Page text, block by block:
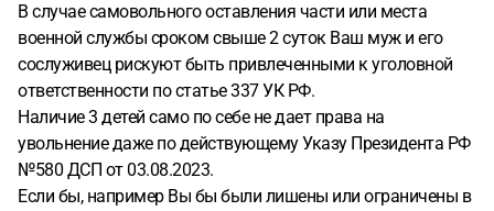
В случае самовольного оставления части или места
военной службы сроком свыше 2 суток Ваш муж и его
сослуживец рискуют быть привлеченными к уголовной
ответственности по статье 337 УК РФ.
Наличие 3 детей само по себе не дает права на
увольнение даже по действующему Указу Президента РФ
№580 ДСП от 03.08.2023.
Если бы, например Вы бы были лишены или ограничены в